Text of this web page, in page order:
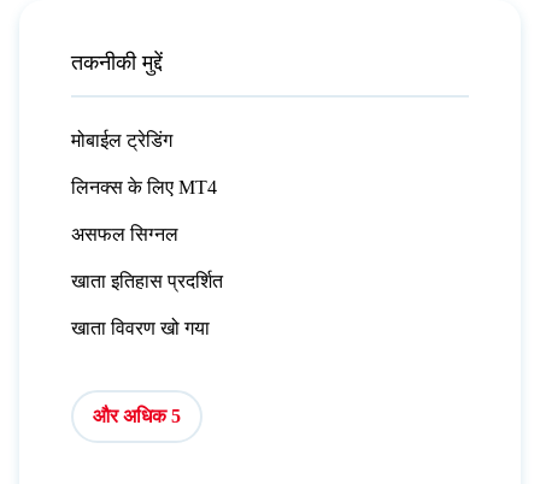
तकनीकी मुद्दें
मोबाईल ट्रेडिंग
लिनक्स के लिए MT4
असफल सिग्नल
खाता इतिहास प्रदर्शित
खाता विवरण खो गया
और अधिक 5